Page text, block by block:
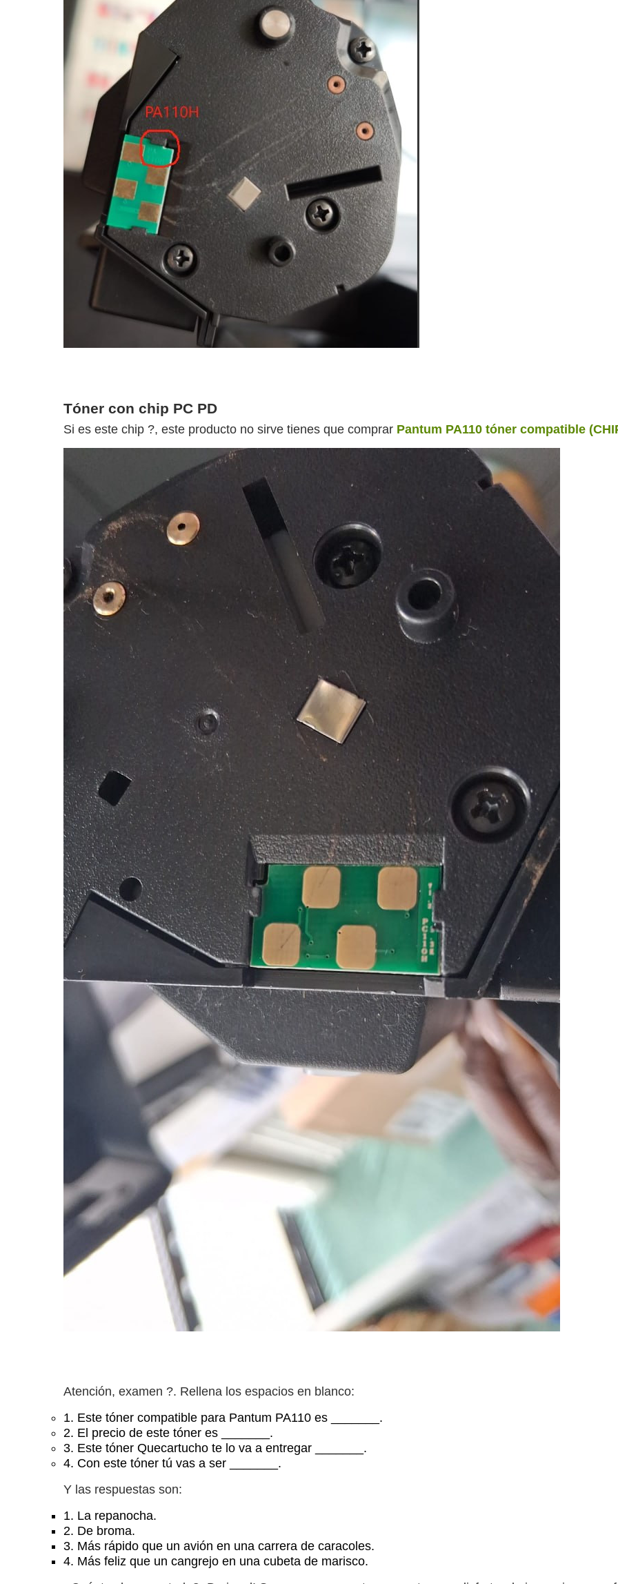
Tóner con chip PC PD
Si es este chip ?, este producto no sirve tienes que comprar Pantum PA110 tóner compatible
Atención, examen ?. Rellena los espacios en blanco:
1. Este tóner compatible para Pantum PA110 es _______.
2. El precio de este tóner es _______.
3. Este tóner Quecartucho te lo va a entregar _______.
4. Con este tóner tú vas a ser _______.
Y las respuestas son:
1. La repanocha.
2. De broma.
3. Más rápido que un avión en una carrera de caracoles.
4. Más feliz que un cangrejo en una cubeta de marisco.